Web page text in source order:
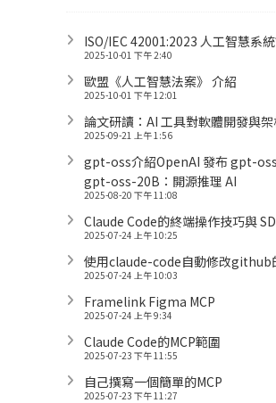
ISO/IEC 42001:2023 人工智慧系
2025-10-01 下午 2:40
歐盟《人工智慧法案》 介紹
2025-10-01 下午 12:01
論文研讀：AI 工具對軟體開發與
2025-09-21 上午 1:56
gpt-oss介紹OpenAI 發布 gpt-
gpt-oss-20B：開源推理 AI
2025-08-20 下午 11:08
Claude Code的終端操作技巧與
2025-07-24 上午 10:25
使用claude-code自動修改github
2025-07-24 上午 10:03
Framelink Figma MCP
2025-07-24 上午 9:34
Claude Code的MCP範圍
2025-07-23 下午 11:55
自己撰寫一個簡單的MCP
2025-07-23 下午 11:27